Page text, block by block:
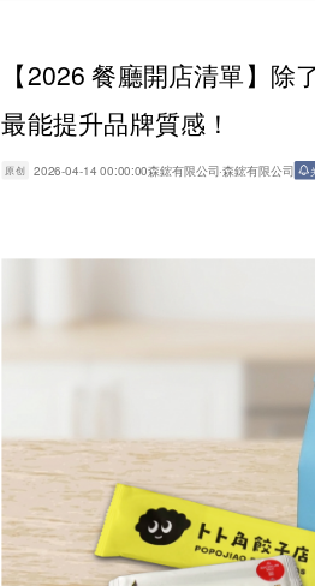
【2026 餐廳開店清單】
最能提升品牌質感！
原创 2026-04-14 00:00:00森鋐有限公司·森鋐有限公司